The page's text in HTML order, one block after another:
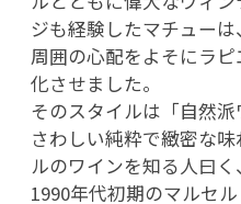
ジも経験したマチューは、
周囲の心配をよそにラ
化させました。
そのスタイルは「自然
さわしい純粋で緻密な
ルのワインを知る人曰く、
1990年代初期のマルセ